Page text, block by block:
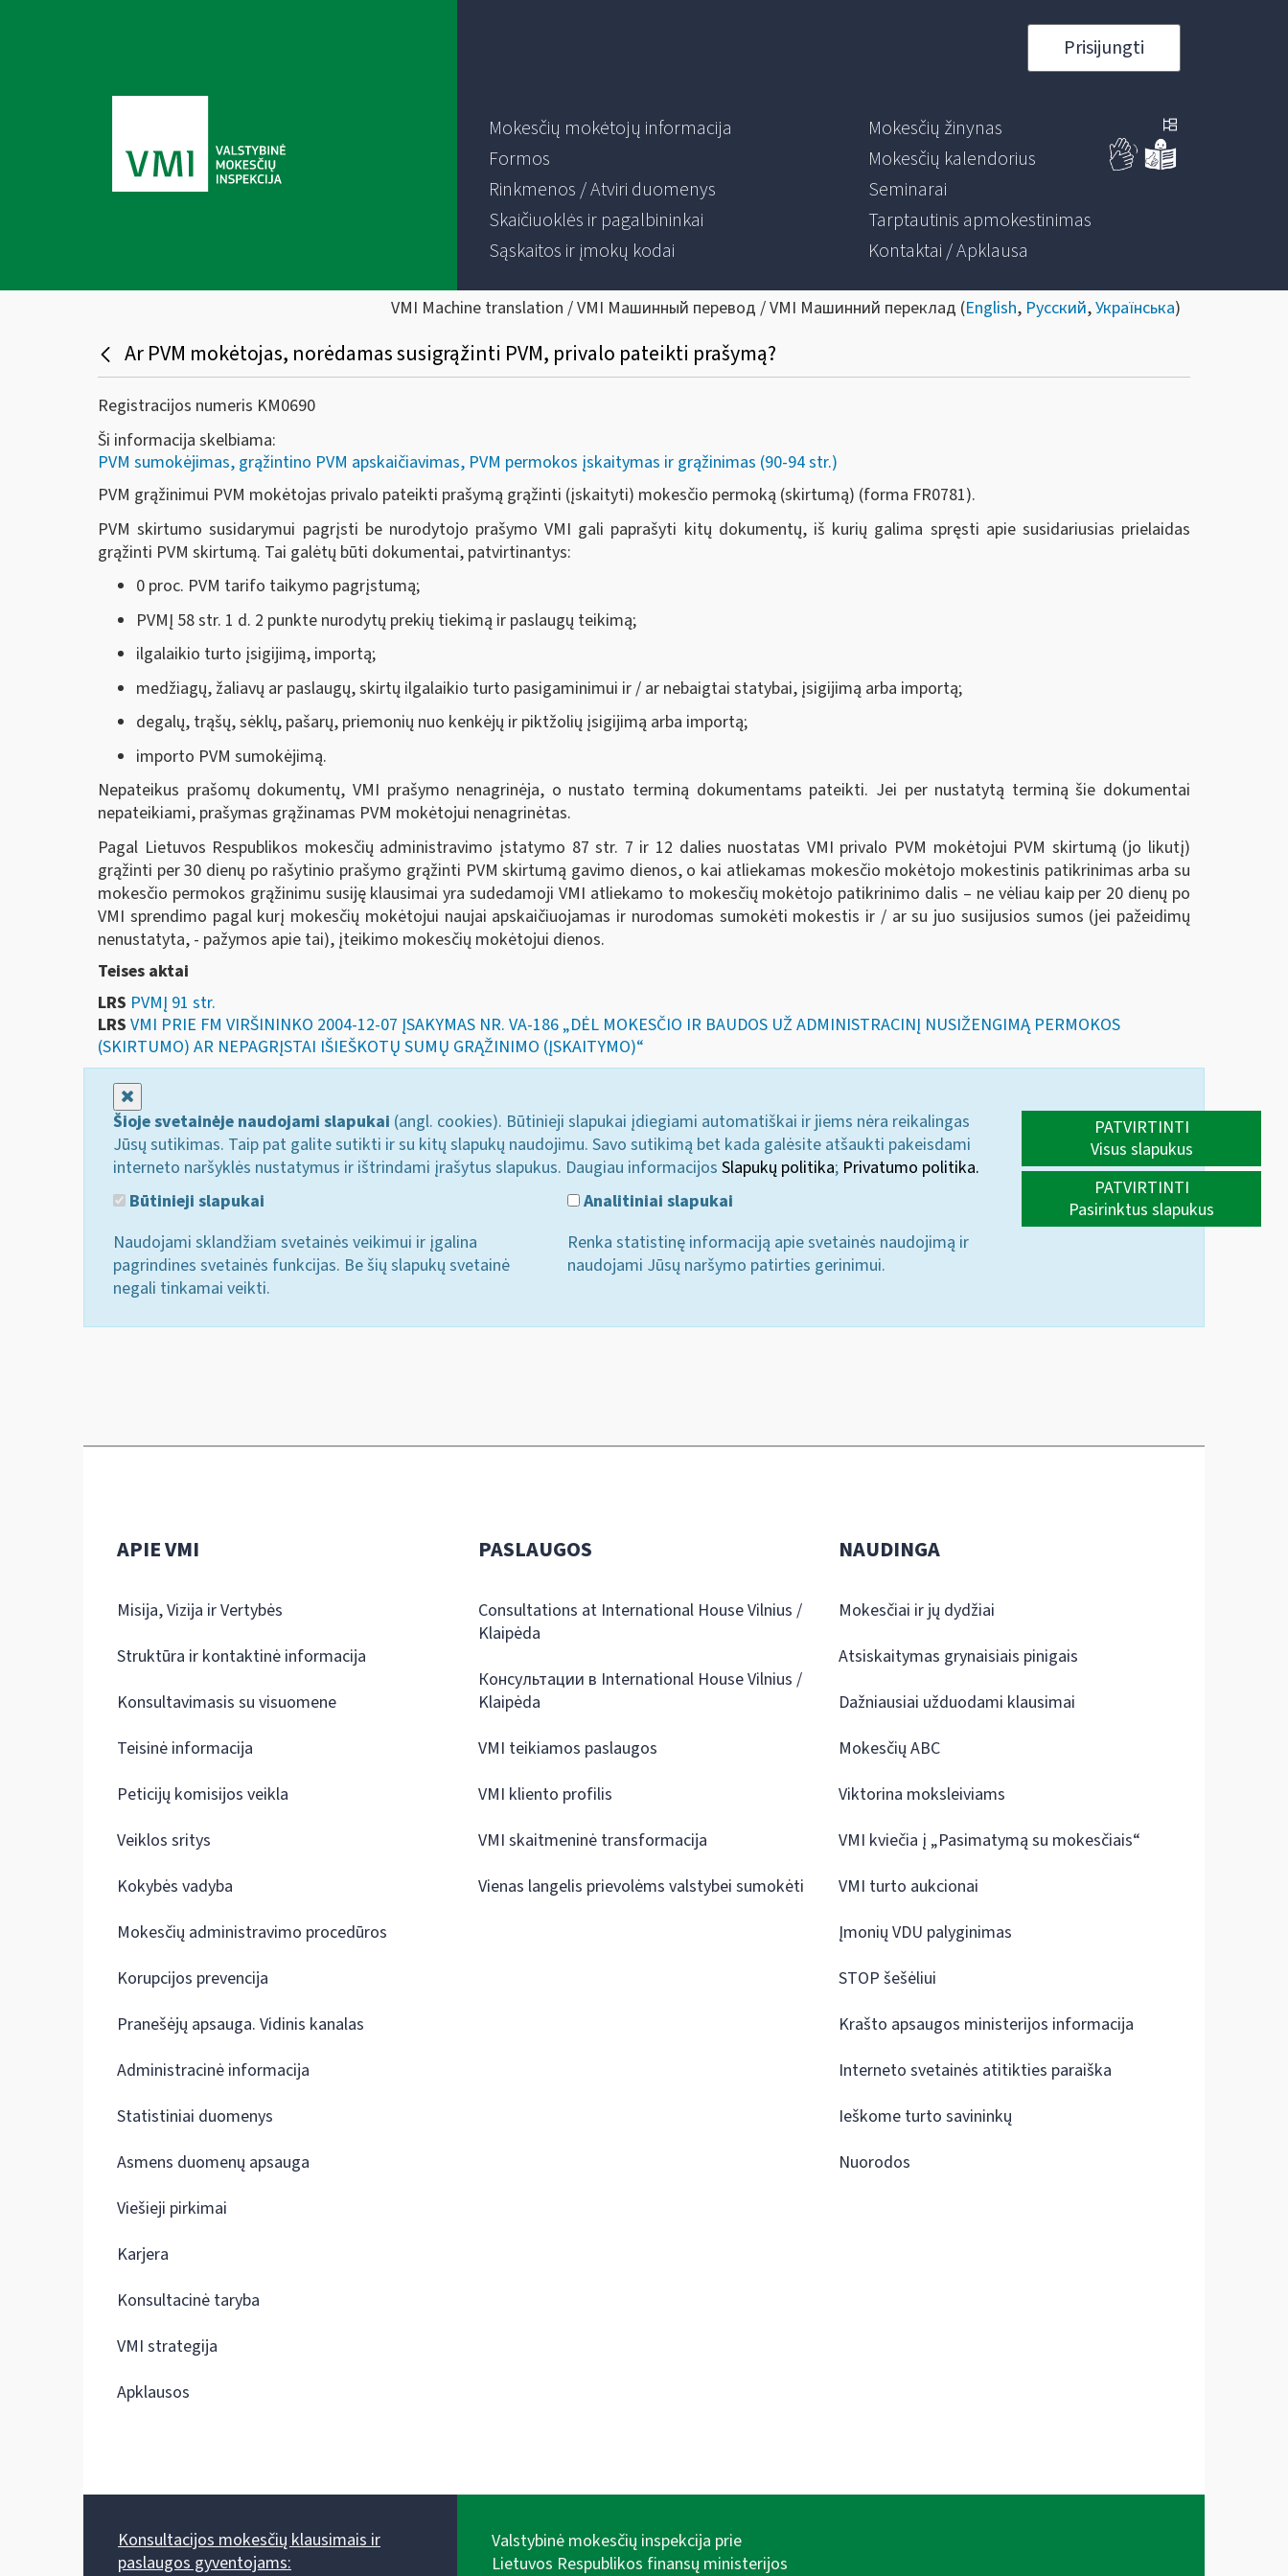
Prisijungti
Mokesčių mokėtojų informacija
Formos
Rinkmenos / Atviri duomenys
Skaičiuoklės ir pagalbininkai
Sąskaitos ir įmokų kodai
Mokesčių žinynas
Mokesčių kalendorius
Seminarai
Tarptautinis apmokestinimas
Kontaktai / Apklausa
VMI Machine translation / VMI Машинный перевод / VMI Машинний переклад (English, Русский,Українська)
Ar PVM mokėtojas, norėdamas susigrąžinti PVM, privalo pateikti prašymą?
Registracijos numeris KM0690
Ši informacija skelbiama:
PVM sumokėjimas, grąžintino PVM apskaičiavimas, PVM permokos įskaitymas ir grąžinimas (90-94 str.)
PVM grąžinimui PVM mokėtojas privalo pateikti prašymą grąžinti (įskaityti) mokesčio permoką (skirtumą) (forma FR0781).
PVM skirtumo susidarymui pagrįsti be nurodytojo prašymo VMI gali paprašyti kitų dokumentų, iš kurių galima spręsti apie susidariusias prielaidas
grąžinti PVM skirtumą. Tai galėtų būti dokumentai, patvirtinantys:
0 proc. PVM tarifo taikymo pagrįstumą;
PVMĮ 58 str. 1 d. 2 punkte nurodytų prekių tiekimą ir paslaugų teikimą;
ilgalaikio turto įsigijimą, importą;
medžiagų, žaliavų ar paslaugų, skirtų ilgalaikio turto pasigaminimui ir / ar nebaigtai statybai, įsigijimą arba importą;
degalų, trąšų, sėklų, pašarų, priemonių nuo kenkėjų ir piktžolių įsigijimą arba importą;
importo PVM sumokėjimą.
Nepateikus prašomų dokumentų, VMI prašymo nenagrinėja, o nustato terminą dokumentams pateikti. Jei per nustatytą terminą šie dokumentai
nepateikiami, prašymas grąžinamas PVM mokėtojui nenagrinėtas.
Pagal Lietuvos Respublikos mokesčių administravimo įstatymo 87 str. 7 ir 12 dalies nuostatas VMI privalo PVM mokėtojui PVM skirtumą (jo likutį)
grąžinti per 30 dienų po rašytinio prašymo grąžinti PVM skirtumą gavimo dienos, o kai atliekamas mokesčio mokėtojo mokestinis patikrinimas arba su
mokesčio permokos grąžinimu susiję klausimai yra sudedamoji VMI atliekamo to mokesčių mokėtojo patikrinimo dalis – ne vėliau kaip per 20 dienų po
VMI sprendimo pagal kurį mokesčių mokėtojui naujai apskaičiuojamas ir nurodomas sumokėti mokestis ir / ar su juo susijusios sumos (jei pažeidimų
nenustatyta, - pažymos apie tai), įteikimo mokesčių mokėtojui dienos.
Teises aktai
LRS PVMĮ 91 str.
LRS VMI PRIE FM VIRŠININKO 2004-12-07 ĮSAKYMAS NR. VA-186 „DĖL MOKESČIO IR BAUDOS UŽ ADMINISTRACINĮ NUSIŽENGIMĄ PERMOKOS
(SKIRTUMO) AR NEPAGRĮSTAI IŠIEŠKOTŲ SUMŲ GRĄŽINIMO (ĮSKAITYMO)“
Šioje svetainėje naudojami slapukai (angl. cookies). Būtinieji slapukai įdiegiami automatiškai ir jiems nėra reikalingas
Jūsų sutikimas. Taip pat galite sutikti ir su kitų slapukų naudojimu. Savo sutikimą bet kada galėsite atšaukti pakeisdami
interneto naršyklės nustatymus ir ištrindami įrašytus slapukus. Daugiau informacijos Slapukų politika; Privatumo politika.
Būtinieji slapukai
Naudojami sklandžiam svetainės veikimui ir įgalina
pagrindines svetainės funkcijas. Be šių slapukų svetainė
negali tinkamai veikti.
Analitiniai slapukai
Renka statistinę informaciją apie svetainės naudojimą ir
naudojami Jūsų naršymo patirties gerinimui.
PATVIRTINTI
Visus slapukus
PATVIRTINTI
Pasirinktus slapukus
APIE VMI
Misija, Vizija ir Vertybės
Struktūra ir kontaktinė informacija
Konsultavimasis su visuomene
Teisinė informacija
Peticijų komisijos veikla
Veiklos sritys
Kokybės vadyba
Mokesčių administravimo procedūros
Korupcijos prevencija
Pranešėjų apsauga. Vidinis kanalas
Administracinė informacija
Statistiniai duomenys
Asmens duomenų apsauga
Viešieji pirkimai
Karjera
Konsultacinė taryba
VMI strategija
Apklausos
PASLAUGOS
Consultations at International House Vilnius /
Klaipėda
Консультации в International House Vilnius /
Klaipėda
VMI teikiamos paslaugos
VMI kliento profilis
VMI skaitmeninė transformacija
Vienas langelis prievolėms valstybei sumokėti
NAUDINGA
Mokesčiai ir jų dydžiai
Atsiskaitymas grynaisiais pinigais
Dažniausiai užduodami klausimai
Mokesčių ABC
Viktorina moksleiviams
VMI kviečia į „Pasimatymą su mokesčiais“
VMI turto aukcionai
Įmonių VDU palyginimas
STOP šešėliui
Krašto apsaugos ministerijos informacija
Interneto svetainės atitikties paraiška
Ieškome turto savininkų
Nuorodos
Konsultacijos mokesčių klausimais ir
paslaugos gyventojams:
Valstybinė mokesčių inspekcija prie
Lietuvos Respublikos finansų ministerijos